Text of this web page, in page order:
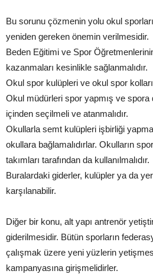
Bu sorunu çözmenin yolu okul
yeniden gereken önemin verilmesidir.
Beden Eğitimi ve Spor
kazanmaları kesinlikle sağlanmalıdır.
Okul spor kulüpleri ve okul spor
Okul müdürleri spor yapmış ve
içinden seçilmeli ve atanmalıdır.
Okullarla semt kulüpleri işbirliği
okullara bağlamalıdırlar. Okulların
takımları tarafından da kullanılmalıdır.
Buralardaki giderler, kulüpler ya da
karşılanabilir.
Diğer bir konu, alt yapı antrenör
giderilmesidir. Bütün sporların
çalışmak üzere yeni yüzlerin
kampanyasına girişmelidirler.